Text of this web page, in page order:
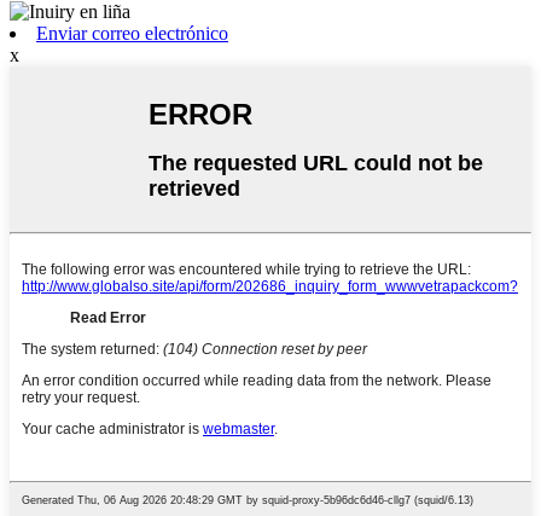
Enviar correo electrónico
x